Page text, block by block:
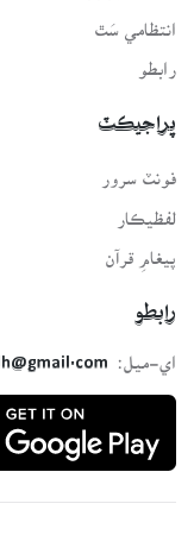
انتظامي سَٿ
رابطو
پراجيڪٽ
فونٽ سرور
لفظيڪار
پيغامِ قرآن
رابطو
اي-ميل: